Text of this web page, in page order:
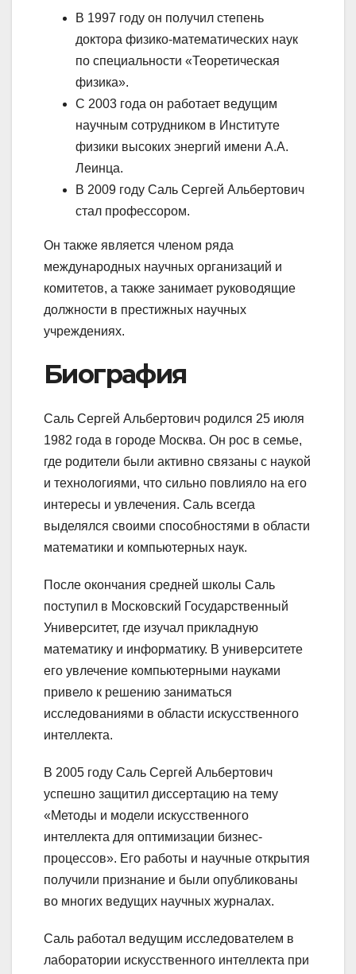
В 1997 году он получил степень
доктора физико-математических наук
по специальности «Теоретическая
физика».
С 2003 года он работает ведущим
научным сотрудником в Институте
физики высоких энергий имени А.А.
Леинца.
В 2009 году Саль Сергей Альбертович
стал профессором.
Он также является членом ряда
международных научных организаций и
комитетов, а также занимает руководящие
должности в престижных научных
учреждениях.
Биография
Саль Сергей Альбертович родился 25 июля
1982 года в городе Москва. Он рос в семье,
где родители были активно связаны с наукой
и технологиями, что сильно повлияло на его
интересы и увлечения. Саль всегда
выделялся своими способностями в области
математики и компьютерных наук.
После окончания средней школы Саль
поступил в Московский Государственный
Университет, где изучал прикладную
математику и информатику. В университете
его увлечение компьютерными науками
привело к решению заниматься
исследованиями в области искусственного
интеллекта.
В 2005 году Саль Сергей Альбертович
успешно защитил диссертацию на тему
«Методы и модели искусственного
интеллекта для оптимизации бизнес-
процессов». Его работы и научные открытия
получили признание и были опубликованы
во многих ведущих научных журналах.
Саль работал ведущим исследователем в
лаборатории искусственного интеллекта при